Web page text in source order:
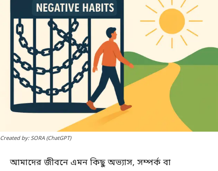
Created by: SORA (ChatGPT)
আমাদের জীবনে এমন কিছু অভ্যাস, সম্পর্ক বা